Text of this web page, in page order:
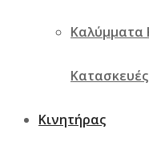
Καλύμματα
Κατασκευές
Κινητήρας